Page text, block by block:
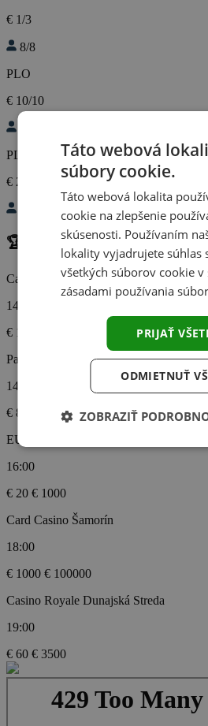
€ 1/3
8/8
PLO
€ 10/10
PLO
€ 2/2
🏆 Turnaje dnes(5)
Card Casino Šamorín
14:00
€ 1500
Palasino - Excalibur City
14:00
€ 80
€ 25000
EUROGOLD Casino Trenčín
16:00
€ 20 € 1000
Card Casino Šamorín
18:00
€ 1000 € 100000
Casino Royale Dunajská Streda
19:00
€ 60 € 3500
Táto webová
súbory cookie.
Táto webová lokalita
cookie na zlepšenie
skúsenosti. Používaním
lokality vyjadrujete súhlas
všetkých súborov cookie v
zásadami používania
PRIJAŤ
ODMIETNUŤ
ZOBRAZIŤ